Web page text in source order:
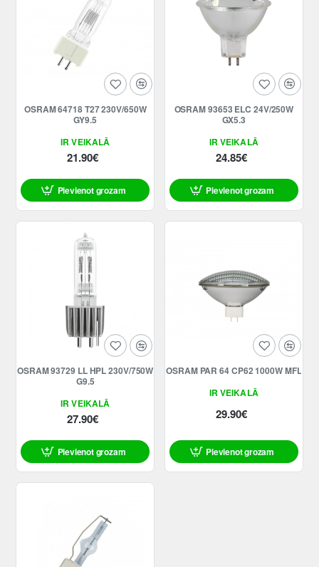
IR VEIKALĀ
OSRAM 64718 T27 230V/650W
GY9.5
21.90€
Pievienot grozam
IR VEIKALĀ
OSRAM 93653 ELC 24V/250W
GX5.3
24.85€
Pievienot grozam
IR VEIKALĀ
OSRAM 93729 LL HPL 230V/750W
G9.5
27.90€
Pievienot grozam
IR VEIKALĀ
OSRAM PAR 64 CP62 1000W MFL
29.90€
Pievienot grozam